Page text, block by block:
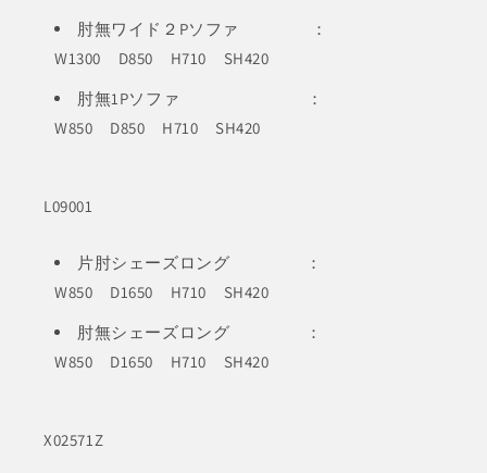
肘無ワイド２Pソファ ：
W1300 D850 H710 SH420
肘無1Pソファ ：
W850 D850 H710 SH420
L09001
片肘シェーズロング ：
W850 D1650 H710 SH420
肘無シェーズロング ：
W850 D1650 H710 SH420
X02571Z